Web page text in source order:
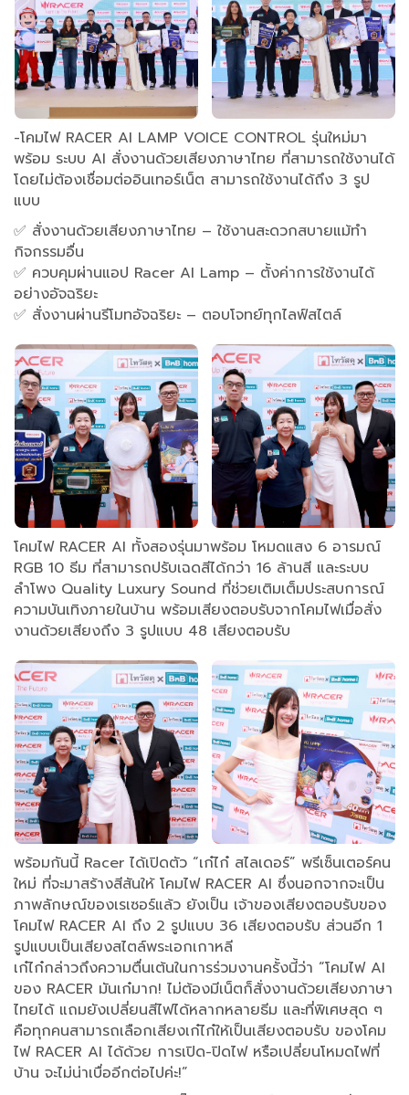
-โคมไฟ RACER AI LAMP VOICE CONTROL รุ่นใหม่มา
พร้อม ระบบ AI สั่งงานด้วยเสียงภาษาไทย ที่สามารถใช้งานได้
โดยไม่ต้องเชื่อมต่ออินเทอร์เน็ต สามารถใช้งานได้ถึง 3 รูป
แบบ
✅ สั่งงานด้วยเสียงภาษาไทย – ใช้งานสะดวกสบายแม้ทำ
กิจกรรมอื่น
✅ ควบคุมผ่านแอป Racer AI Lamp – ตั้งค่าการใช้งานได้
อย่างอัจฉริยะ
✅ สั่งงานผ่านรีโมทอัจฉริยะ – ตอบโจทย์ทุกไลฟ์สไตล์
โคมไฟ RACER AI ทั้งสองรุ่นมาพร้อม โหมดแสง 6 อารมณ์
RGB 10 ธีม ที่สามารถปรับเฉดสีได้กว่า 16 ล้านสี และระบบ
ลำโพง Quality Luxury Sound ที่ช่วยเติมเต็มประสบการณ์
ความบันเทิงภายในบ้าน พร้อมเสียงตอบรับจากโคมไฟเมื่อสั่ง
งานด้วยเสียงถึง 3 รูปแบบ 48 เสียงตอบรับ
พร้อมกันนี้ Racer ได้เปิดตัว “เก๋ไก๋ สไลเดอร์” พรีเซ็นเตอร์คน
ใหม่ ที่จะมาสร้างสีสันให้ โคมไฟ RACER AI ซึ่งนอกจากจะเป็น
ภาพลักษณ์ของเรเซอร์แล้ว ยังเป็น เจ้าของเสียงตอบรับของ
โคมไฟ RACER AI ถึง 2 รูปแบบ 36 เสียงตอบรับ ส่วนอีก 1
รูปแบบเป็นเสียงสไตล์พระเอกเกาหลี
เก๋ไก๋กล่าวถึงความตื่นเต้นในการร่วมงานครั้งนี้ว่า “โคมไฟ AI
ของ RACER มันเก๋มาก! ไม่ต้องมีเน็ตก็สั่งงานด้วยเสียงภาษา
ไทยได้ แถมยังเปลี่ยนสีไฟได้หลากหลายธีม และที่พิเศษสุด ๆ
คือทุกคนสามารถเลือกเสียงเก๋ไก๋ให้เป็นเสียงตอบรับ ของโคม
ไฟ RACER AI ได้ด้วย การเปิด-ปิดไฟ หรือเปลี่ยนโหมดไฟที่
บ้าน จะไม่น่าเบื่ออีกต่อไปค่ะ!”